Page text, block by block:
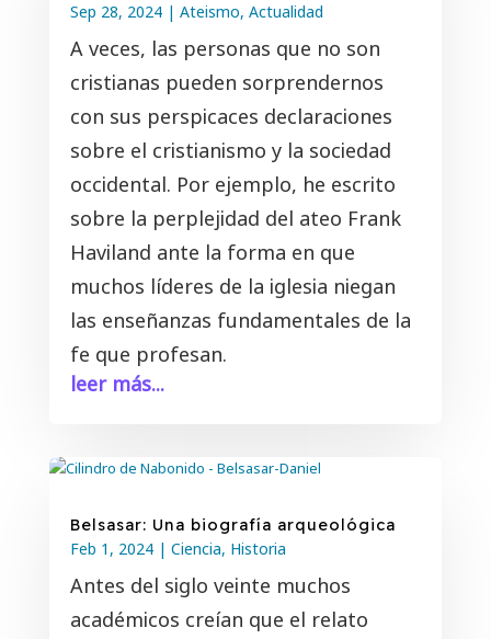
Sep 28, 2024| Ateismo, Actualidad
A veces, las personas que no son
cristianas pueden sorprendernos
con sus perspicaces declaraciones
sobre el cristianismo y la sociedad
occidental. Por ejemplo, he escrito
sobre la perplejidad del ateo Frank
Haviland ante la forma en que
muchos líderes de la iglesia niegan
las enseñanzas fundamentales de la
fe que profesan.
leer más...
Belsasar: Una biografía arqueológica
Feb 1, 2024| Ciencia, Historia
Antes del siglo veinte muchos
académicos creían que el relato